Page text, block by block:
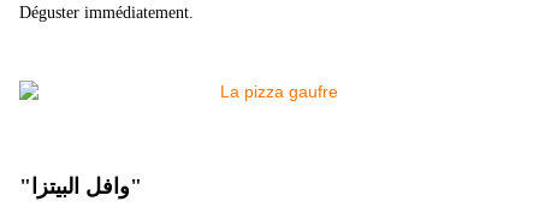
Déguster immédiatement.
"وافل البيتزا"